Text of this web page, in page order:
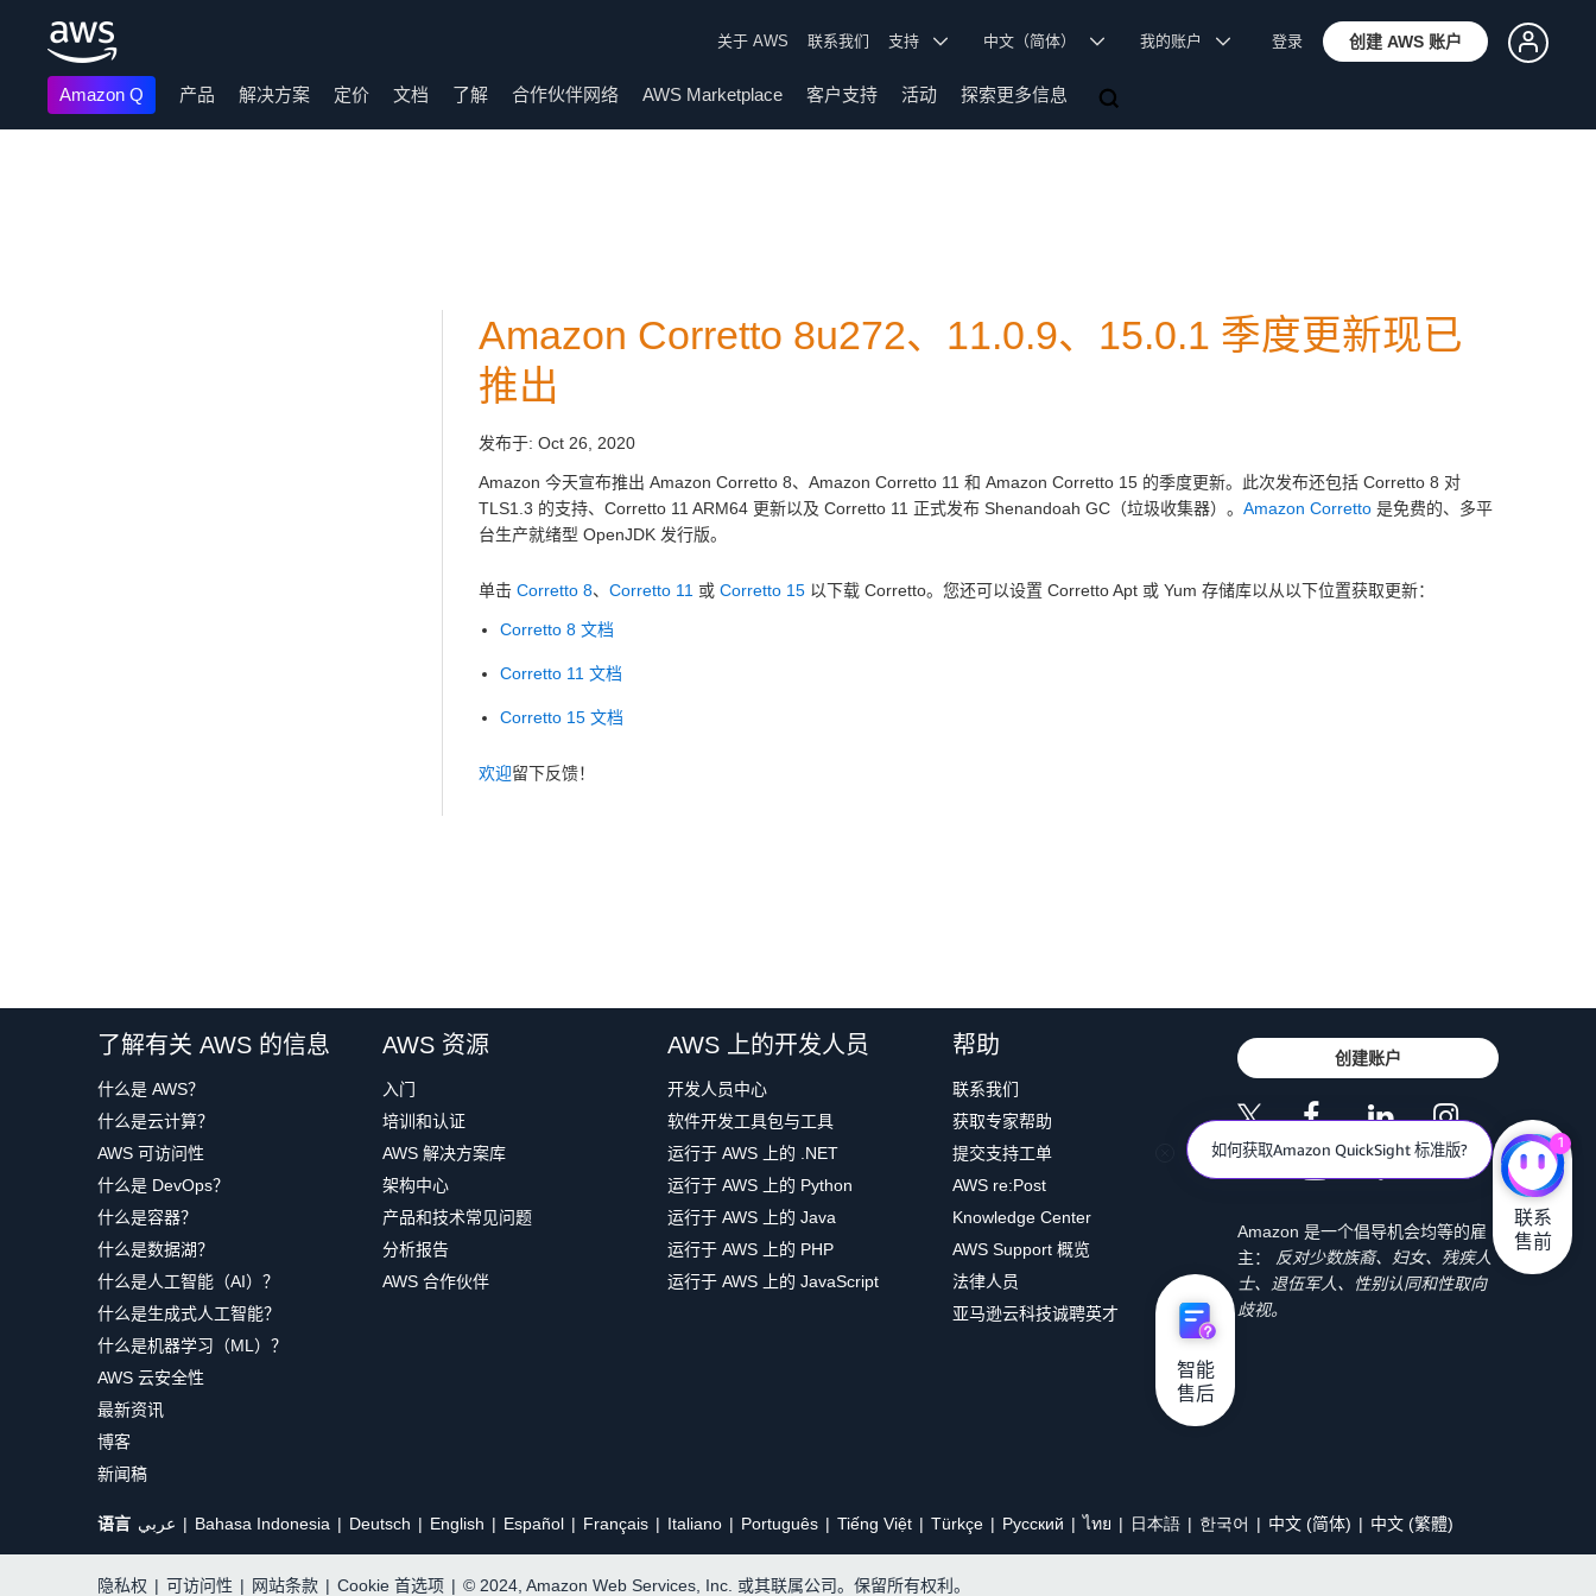
关于 AWS 联系我们 支持 中文（简体） 我的账户 登录 创建 AWS 账户
Amazon Q 产品 解决方案 定价 文档 了解 合作伙伴网络 AWS Marketplace 客户支持 活动 探索更多信息
Amazon Corretto 8u272、11.0.9、15.0.1 季度更新现已
推出
发布于: Oct 26, 2020
Amazon 今天宣布推出 Amazon Corretto 8、Amazon Corretto 11 和 Amazon Corretto 15 的季度更新。此次发布还包括 Corretto 8 对
TLS1.3 的支持、Corretto 11 ARM64 更新以及 Corretto 11 正式发布 Shenandoah GC（垃圾收集器）。 Amazon Corretto 是免费的、多平
台生产就绪型 OpenJDK 发行版。
单击 Corretto 8、 Corretto 11 或 Corretto 15 以下载 Corretto。您还可以设置 Corretto Apt 或 Yum 存储库以从以下位置获取更新：
Corretto 8 文档
Corretto 11 文档
Corretto 15 文档
欢迎留下反馈！
了解有关 AWS 的信息
什么是 AWS？
什么是云计算？
AWS 可访问性
什么是 DevOps？
什么是容器？
什么是数据湖？
什么是人工智能（AI）？
什么是生成式人工智能？
什么是机器学习（ML）？
AWS 云安全性
最新资讯
博客
新闻稿
AWS 资源
入门
培训和认证
AWS 解决方案库
架构中心
产品和技术常见问题
分析报告
AWS 合作伙伴
AWS 上的开发人员
开发人员中心
软件开发工具包与工具
运行于 AWS 上的 .NET
运行于 AWS 上的 Python
运行于 AWS 上的 Java
运行于 AWS 上的 PHP
运行于 AWS 上的 JavaScript
帮助
联系我们
获取专家帮助
提交支持工单
AWS re:Post
Knowledge Center
AWS Support 概览
法律人员
亚马逊云科技诚聘英才
创建账户
Amazon 是一个倡导机会均等的雇
主：
反对少数族裔、妇女、残疾人
士、退伍军人、性别认同和性取向
歧视。
语言 عربي Bahasa Indonesia Deutsch English Español Français Italiano Português Tiếng Việt Türkçe Ρусский ไทย 日本語 한국어 中文 (简体) 中文 (繁體)
隐私权 | 可访问性 | 网站条款 | Cookie 首选项 | © 2024, Amazon Web Services, Inc. 或其联属公司。保留所有权利。
如何获取Amazon QuickSight 标准版? 1
联系
售前
智能
售后